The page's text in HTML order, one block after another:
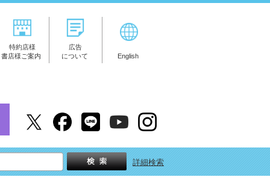
特約店様
書店様ご案内
広告
について
English
詳細検索